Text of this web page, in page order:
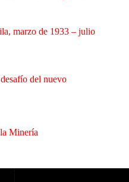
marzo de 1933 – julio
del nuevo
Minería